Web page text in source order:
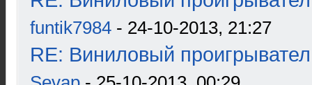
funtik7984 - 24-10-2013, 21:27
RE: Виниловый